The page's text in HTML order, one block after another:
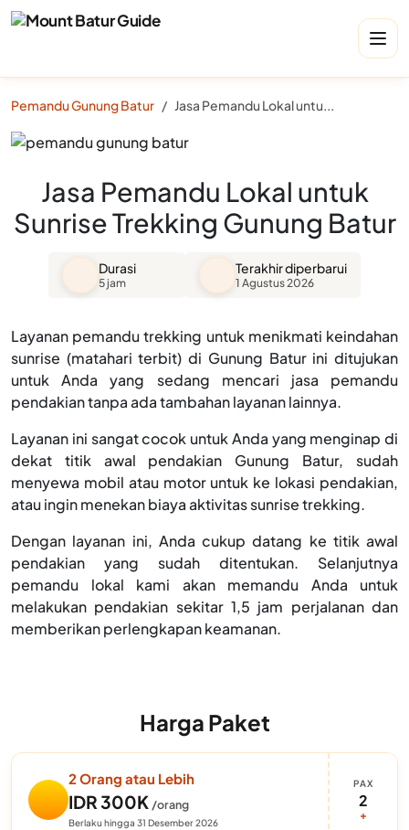
Pemandu Gunung Batur Jasa Pemandu Lokal untuk Sunrise Trekking Gunung Batur
Jasa Pemandu Lokal untuk
Sunrise Trekking Gunung Batur
Durasi
5 jam
Terakhir diperbarui
1 Agustus 2026
Layanan pemandu trekking untuk menikmati keindahan
sunrise (matahari terbit) di Gunung Batur ini ditujukan
untuk Anda yang sedang mencari jasa pemandu
pendakian tanpa ada tambahan layanan lainnya.
Layanan ini sangat cocok untuk Anda yang menginap di
dekat titik awal pendakian Gunung Batur, sudah
menyewa mobil atau motor untuk ke lokasi pendakian,
atau ingin menekan biaya aktivitas sunrise trekking.
Dengan layanan ini, Anda cukup datang ke titik awal
pendakian yang sudah ditentukan. Selanjutnya
pemandu lokal kami akan memandu Anda untuk
melakukan pendakian sekitar 1,5 jam perjalanan dan
memberikan perlengkapan keamanan.
Harga Paket
2 Orang atau Lebih
IDR 300K /orang
Berlaku hingga 31 Desember 2026
PAX
2
+